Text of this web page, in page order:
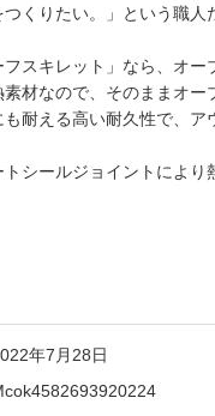
つくりたい。」という職
フスキレット」なら、オ
素材なので、そのままオー
も耐える高い耐久性で、
トシールジョイントによ
年7月28日